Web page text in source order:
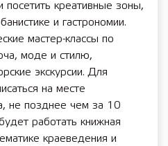
посетить креативные зоны,
и гастрономии.
мастер-классы по
моде и стилю,
экскурсии. Для
на месте
не позднее чем за 10
работать книжная
краеведения и